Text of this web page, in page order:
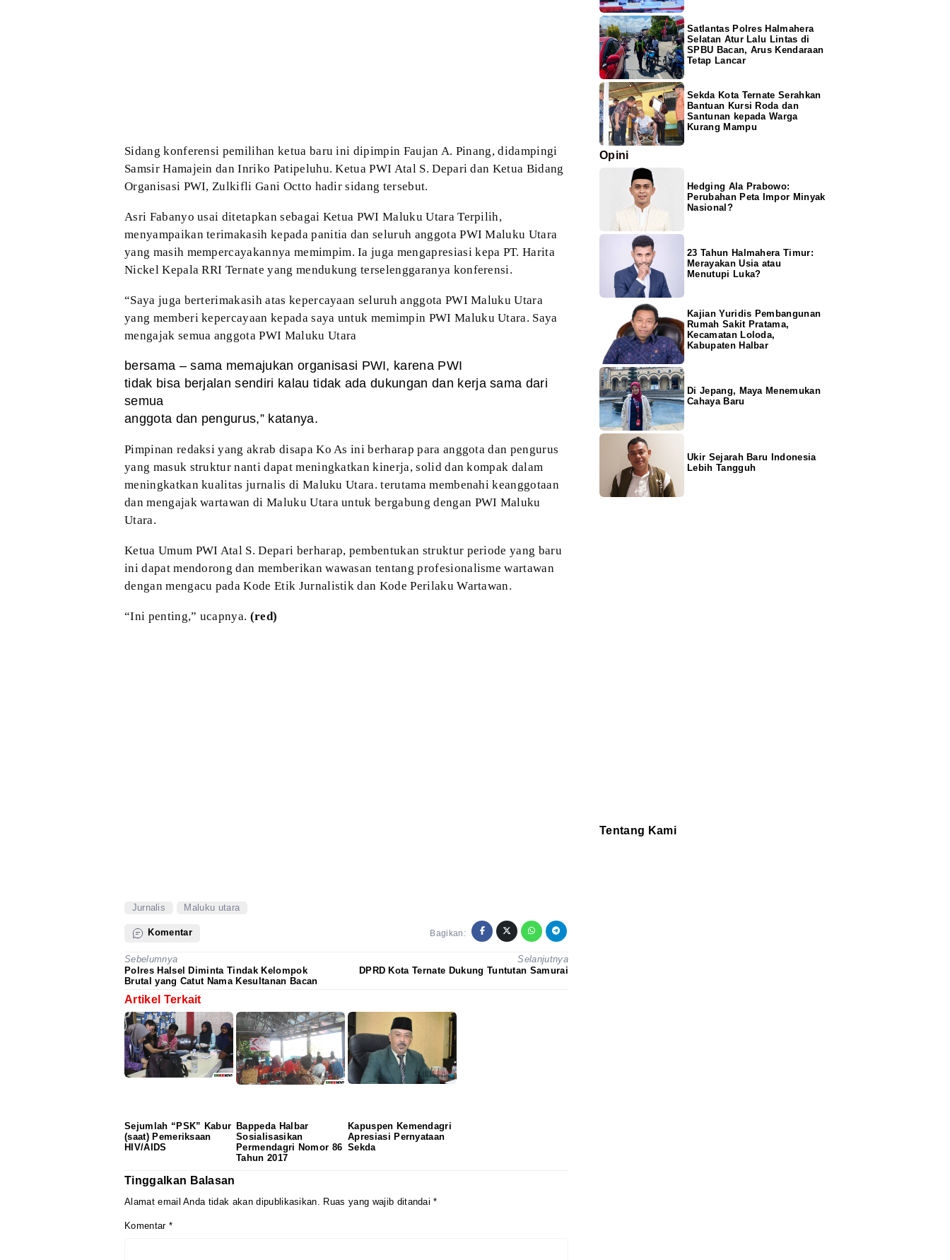
Sidang konferensi pemilihan ketua baru ini dipimpin Faujan A. Pinang, didampingi
Samsir Hamajein dan Inriko Patipeluhu. Ketua PWI Atal S. Depari dan Ketua Bidang
Organisasi PWI, Zulkifli Gani Octto hadir sidang tersebut.
Asri Fabanyo usai ditetapkan sebagai Ketua PWI Maluku Utara Terpilih,
menyampaikan terimakasih kepada panitia dan seluruh anggota PWI Maluku Utara
yang masih mempercayakannya memimpim. Ia juga mengapresiasi kepa PT. Harita
Nickel Kepala RRI Ternate yang mendukung terselenggaranya konferensi.
“Saya juga berterimakasih atas kepercayaan seluruh anggota PWI Maluku Utara
yang memberikepercayaan kepada saya untuk memimpin PWI Maluku Utara. Saya
mengajak semua anggota PWI Maluku Utara
bersama – sama memajukan organisasi PWI, karena PWI
tidak bisa berjalan sendiri kalau tidak ada dukungan dan kerja sama dari
semua
anggota dan pengurus,” katanya.
Pimpinan redaksi yang akrab disapa Ko As ini berharap para anggota dan pengurus
yang masuk struktur nanti dapat meningkatkan kinerja, solid dan kompak dalam
meningkatkankualitas jurnalis di Maluku Utara. terutama membenahi keanggotaan
dan mengajakwartawan di Maluku Utara untuk bergabung dengan PWI Maluku
Utara.
Ketua Umum PWI Atal S. Depari berharap, pembentukan struktur periode yang baru
ini dapat mendorong dan memberikan wawasan tentang profesionalisme wartawan
dengan mengacu pada Kode Etik Jurnalistik dan Kode Perilaku Wartawan.
“Ini penting,” ucapnya. (red)
Jurnalis Maluku utara
Komentar Bagikan:
Sebelumnya
Polres Halsel Diminta Tindak Kelompok
Brutal yang Catut Nama Kesultanan Bacan
Selanjutnya
DPRD Kota Ternate Dukung Tuntutan Samurai
Artikel Terkait
Sejumlah “PSK” Kabur
(saat) Pemeriksaan
HIV/AIDS
Bappeda Halbar
Sosialisasikan
Permendagri Nomor 86
Tahun 2017
Kapuspen Kemendagri
Apresiasi Pernyataan
Sekda
Tinggalkan Balasan
Alamat email Anda tidak akan dipublikasikan. Ruas yang wajib ditandai*
Komentar *
Satlantas Polres Halmahera
Selatan Atur Lalu Lintas di
SPBU Bacan, Arus Kendaraan
Tetap Lancar
Sekda Kota Ternate Serahkan
Bantuan Kursi Roda dan
Santunan kepada Warga
Kurang Mampu
Opini
Hedging Ala Prabowo:
Perubahan Peta Impor Minyak
Nasional?
23 Tahun Halmahera Timur:
Merayakan Usia atau
Menutupi Luka?
Kajian Yuridis Pembangunan
Rumah Sakit Pratama,
Kecamatan Loloda,
Kabupaten Halbar
Di Jepang, Maya Menemukan
Cahaya Baru
Ukir Sejarah Baru Indonesia
Lebih Tangguh
Tentang Kami